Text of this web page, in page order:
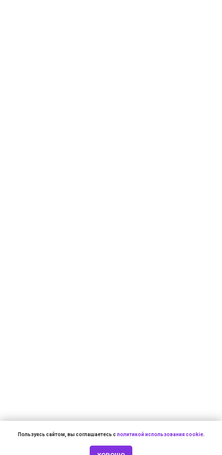
Пользуясь сайтом, вы соглашаетесь с политикой использования cookie.